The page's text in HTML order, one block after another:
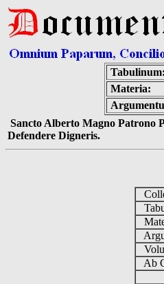
Tabulinum:
Materia:
Sancto Alberto Magno Patrono
Defendere Digneris.
Ab